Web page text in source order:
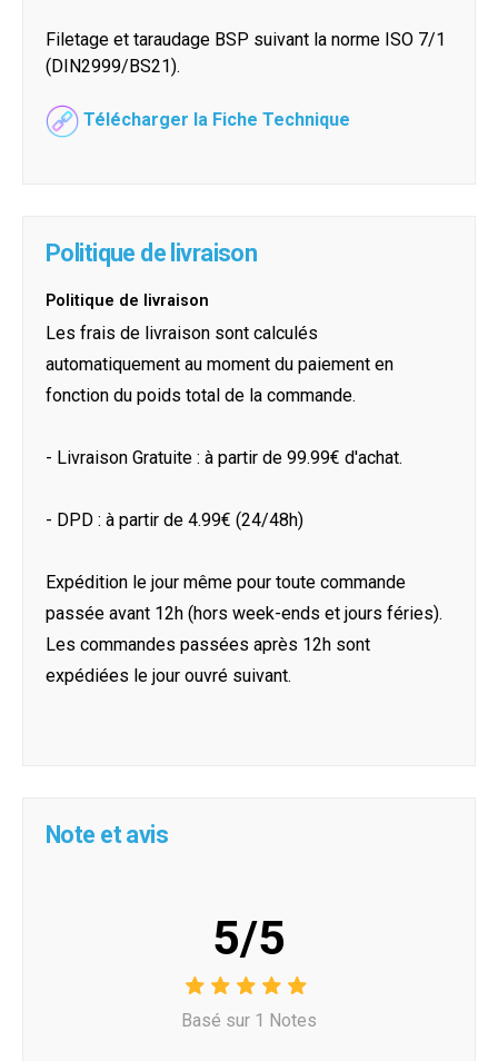
Filetage et taraudage BSP suivant la norme ISO 7/1
(DIN2999/BS21).
Télécharger la Fiche Technique
Politique de livraison
Politique de livraison
Les frais de livraison sont calculés
automatiquement au moment du paiement en
fonction du poids total de la commande.
- Livraison Gratuite : à partir de 99.99€ d'achat.
- DPD : à partir de 4.99€ (24/48h)
Expédition le jour même pour toute commande
passée avant 12h (hors week-ends et jours féries).
Les commandes passées après 12h sont
expédiées le jour ouvré suivant.
Note et avis
5/5
Basé sur 1 Notes